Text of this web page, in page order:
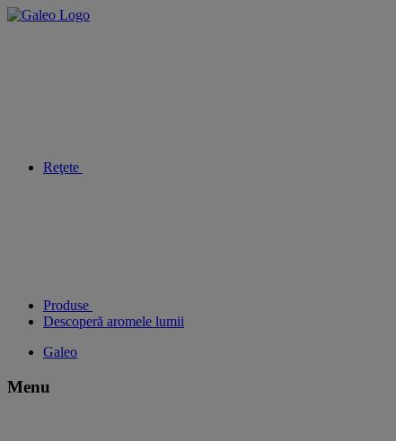
Reţete
Produse
Descoperă aromele lumii
Galeo
Menu